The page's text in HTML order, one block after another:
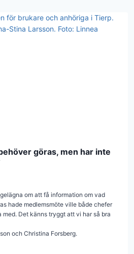
göras, men har inte
om att få information om vad
hade medlemsmöte ville både chefer
Det känns tryggt att vi har så bra
och Christina Forsberg.